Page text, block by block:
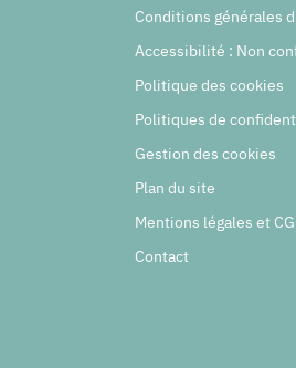
Conditions générales
Accessibilité : Non
Politique des cookies
Politiques de
Gestion des cookies
Plan du site
Mentions légales et
Contact